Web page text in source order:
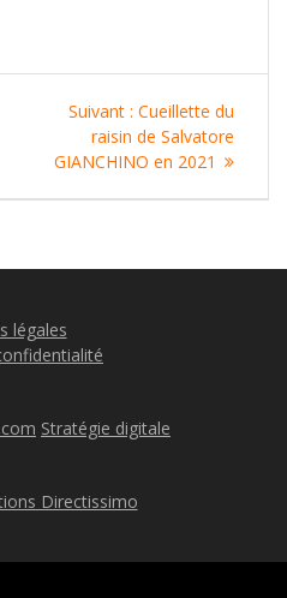
Suivant : Article
suivant
:
Cueillette du
raisin de Salvatore
GIANCHINO en 2021
légales
Stratégie digitale
Directissimo